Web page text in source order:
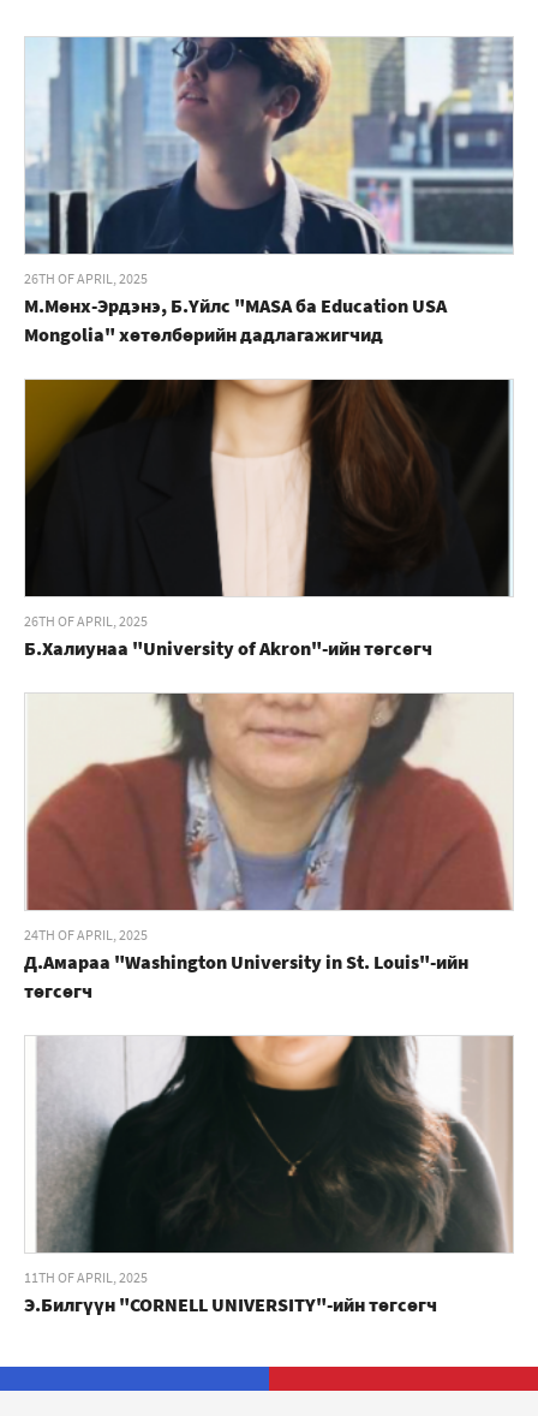
26TH OF APRIL, 2025
М.Мөнх-Эрдэнэ, Б.Үйлс "MASA ба Education USA
Mongolia" хөтөлбөрийн дадлагажигчид
26TH OF APRIL, 2025
Б.Халиунаа "University of Akron"-ийн төгсөгч
24TH OF APRIL, 2025
Д.Амараа "Washington University in St. Louis"-ийн
төгсөгч
11TH OF APRIL, 2025
Э.Билгүүн "CORNELL UNIVERSITY"-ийн төгсөгч